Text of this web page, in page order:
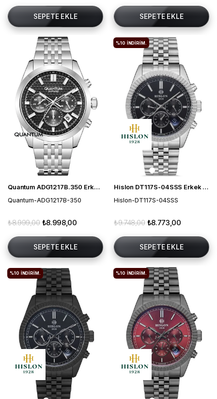
SEPETE EKLE SEPETE EKLE
Quantum ADG1217B.350 Erkek Kol Saati
Quantum-ADG1217B-350
₺8.998,00
₺8.999,00
SEPETE EKLE
Hislon DT117S-04SSS Erkek Kol Saati
Hislon-DT117S-04SSS
₺8.773,00
₺9.748,00
SEPETE EKLE
%10 İNDIRIM.
%10 İNDIRIM. %10 İNDIRIM.